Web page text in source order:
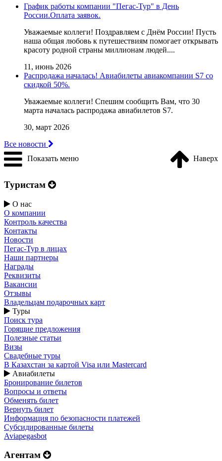
График работы компании "Пегас-Тур" в День
России.Оплата заявок.
Уважаемые коллеги! Поздравляем с Днём России! Пусть
наша общая любовь к путешествиям помогает открывать
красоту родной страны миллионам людей....
11, июнь 2026
Распродажа началась! Авиабилеты авиакомпании S7 со
скидкой 50%.
Уважаемые коллеги! Cпешим сообщить Вам, что 30
марта началась распродажа авиабилетов S7.
30, март 2026
Все новости
Показать меню
Наверх
Туристам
О нас
О компании
Контроль качества
Контакты
Новости
Пегас-Тур в лицах
Наши партнеры
Награды
Реквизиты
Вакансии
Отзывы
Владельцам подарочных карт
Туры
Поиск тура
Горящие предложения
Полезные статьи
Визы
Свадебные туры
В Казахстан за картой Visa или Masterсard
Авиабилеты
Бронирование билетов
Вопросы и ответы
Обменять билет
Вернуть билет
Информация по безопасности платежей
Субсидированные билеты
Aviapegasbot
Агентам